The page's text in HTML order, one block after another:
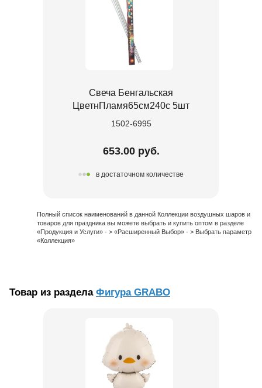
Свеча Бенгальская
ЦветнПламя65см240с 5шт
1502-6995
653.00 руб.
в достаточном количестве
Полный список наименований в данной Коллекции воздушных шаров и
товаров для праздника вы можете выбрать и купить оптом в разделе
«Продукция и Услуги» - > «Расширенный Выбор» - > Выбрать параметр
«Коллекция»
Товар из раздела Фигура GRABO